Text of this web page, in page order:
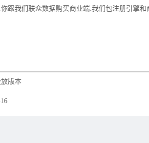
跟我们联众数据购买商业端.我们包注册引擎
放版本